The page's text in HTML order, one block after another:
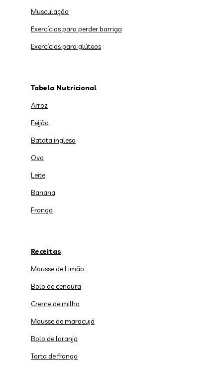
Musculação
Exercícios para perder barriga
Exercícios para glúteos
Tabela Nutricional
Arroz
Feijão
Batata inglesa
Ovo
Leite
Banana
Frango
Receitas
Mousse de Limão
Bolo de cenoura
Creme de milho
Mousse de maracujá
Bolo de laranja
Torta de frango